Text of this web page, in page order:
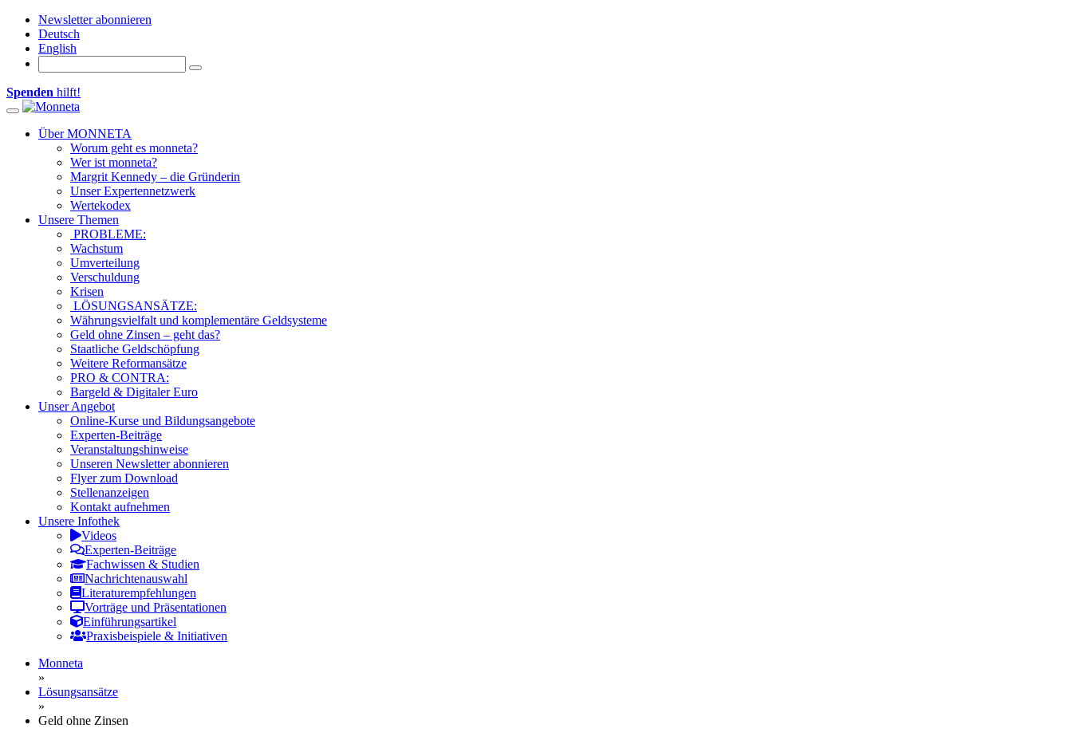
Newsletter abonnieren
Deutsch
English
Spenden hilft!
Toggle
navigationÜber MONNETA
Worum geht es monneta?
Wer ist monneta?
Margrit Kennedy – die Gründerin
Unser Expertennetzwerk
Wertekodex
Unsere Themen
PROBLEME:
Wachstum
Umverteilung
Verschuldung
Krisen
LÖSUNGSANSÄTZE:
Währungsvielfalt und komplementäre Geldsysteme
Geld ohne Zinsen – geht das?
Staatliche Geldschöpfung
Weitere Reformansätze
PRO & CONTRA:
Bargeld & Digitaler Euro
Unser Angebot
Online-Kurse und Bildungsangebote
Experten-Beiträge
Veranstaltungshinweise
Unseren Newsletter abonnieren
Flyer zum Download
Stellenanzeigen
Kontakt aufnehmen
Unsere Infothek
Videos
Experten-Beiträge
Fachwissen & Studien
Nachrichtenauswahl
Literaturempfehlungen
Vorträge und Präsentationen
Einführungsartikel
Praxisbeispiele & Initiativen
Monneta
»
Lösungsansätze
»
Geld ohne Zinsen